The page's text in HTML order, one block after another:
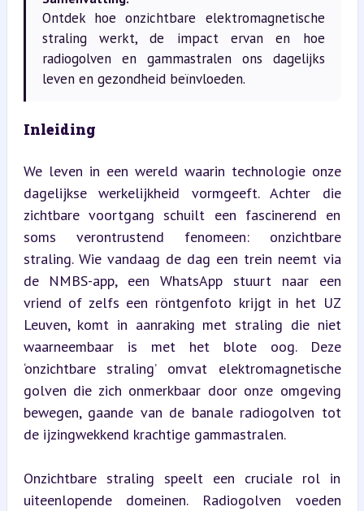
Ontdek hoe onzichtbare elektromagnetische
straling werkt, de impact ervan en hoe
radiogolven en gammastralen ons dagelijks
leven en gezondheid beïnvloeden.
Inleiding
We leven in een wereld waarin technologie onze
dagelijkse werkelijkheid vormgeeft. Achter die
zichtbare voortgang schuilt een fascinerend en
soms verontrustend fenomeen: onzichtbare
straling. Wie vandaag de dag een trein neemt via
de NMBS-app, een WhatsApp stuurt naar een
vriend of zelfs een röntgenfoto krijgt in het UZ
Leuven, komt in aanraking met straling die niet
waarneembaar is met het blote oog. Deze
‘onzichtbare straling’ omvat elektromagnetische
golven die zich onmerkbaar door onze omgeving
bewegen, gaande van de banale radiogolven tot
de ijzingwekkend krachtige gammastralen.
Onzichtbare straling speelt een cruciale rol in
uiteenlopende domeinen. Radiogolven voeden